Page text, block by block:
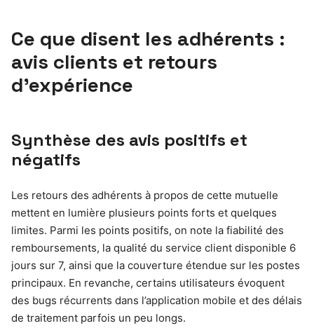
Ce que disent les adhérents :
avis clients et retours
d’expérience
Synthèse des avis positifs et
négatifs
Les retours des adhérents à propos de cette mutuelle
mettent en lumière plusieurs points forts et quelques
limites. Parmi les points positifs, on note la fiabilité des
remboursements, la qualité du service client disponible 6
jours sur 7, ainsi que la couverture étendue sur les postes
principaux. En revanche, certains utilisateurs évoquent
des bugs récurrents dans l’application mobile et des délais
de traitement parfois un peu longs.